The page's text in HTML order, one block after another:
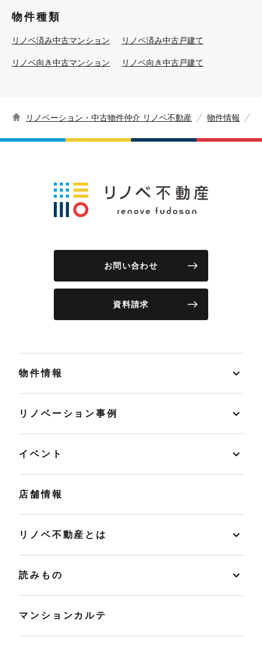
物件種類
リノベ済み中古マンション リノベ済み中古戸建て
リノベ向き中古マンション リノベ向き中古戸建て
リノベーション・中古物件仲介 リノベ不動産 物件情報
お問い合わせ
資料請求
物件情報
リノベーション事例
イベント
店舗情報
リノベ不動産とは
読みもの
マンションカルテ